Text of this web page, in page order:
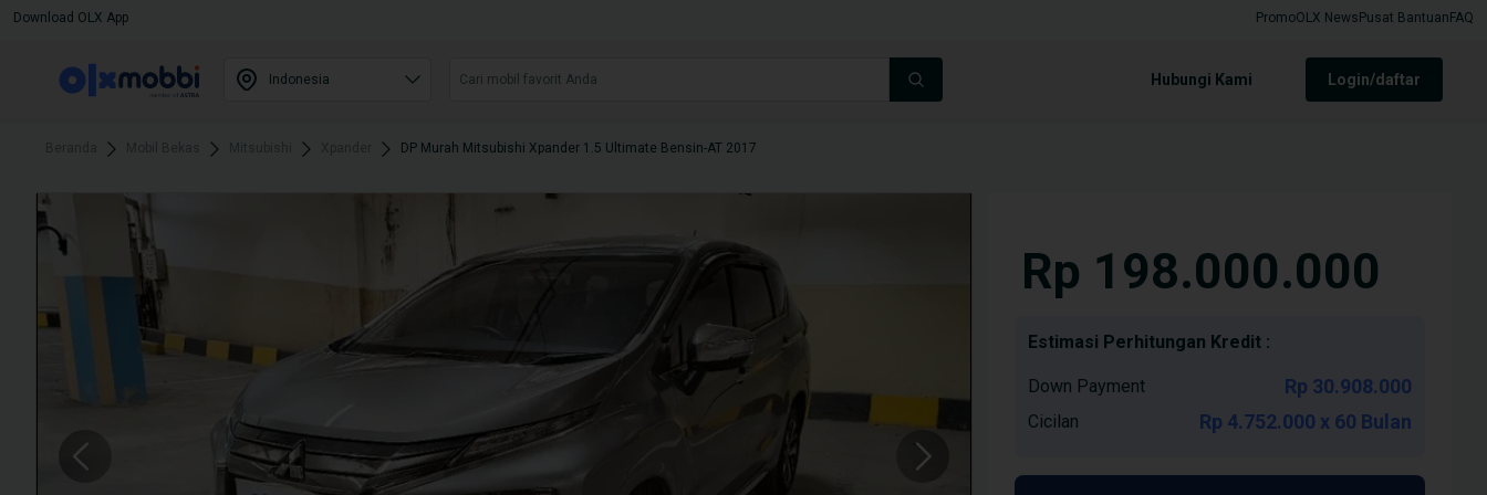
Download OLX App PromoOLX News Pusat Bantuan FAQ
Hubungi Kami login/daftar
DP Murah Mitsubishi Xpander 1.5 Ultimate Bensin-AT 2017
Rp 198.000.000
Estimasi Perhitungan Kredit :
Down Payment Rp 30.908.000
Cicilan Rp 4.752.000 x 60 Bulan